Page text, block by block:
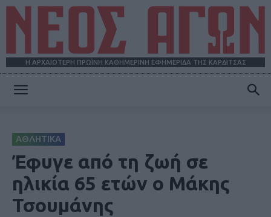
Η ΑΡΧΑΙΟΤΕΡΗ ΠΡΩΪΝΗ ΚΑΘΗΜΕΡΙΝΗ ΕΦΗΜΕΡΙΔΑ ΤΗΣ ΚΑΡΔΙΤΣΑΣ
ΑΘΛΗΤΙΚΑ
Έφυγε από τη ζωή σε
ηλικία 65 ετών ο Μάκης
Τσουμάνης